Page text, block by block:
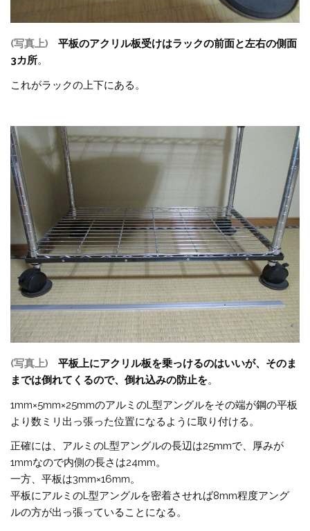
(写真上)
平板のアクリル板受けはラックの前面と左右の側面
3カ所。
これがラックの上下にある。
(写真上)
平板上にアクリル板を乗っけるのはいいが、そのま
までは倒れてくるので、倒れ込みの防止を。
1mm×5mm×25mmのアルミのL型アングルをその端が鋼の平板
より数ミリ出っ張った位置になるように取り付ける。
正確には、アルミのL型アングルの長辺は25mmで、厚みが
1mmなので内側の長さは24mm。
一方、平板は3mm×16mm。
平板にアルミのL型アングルを密着させれば8mm程度アング
ルの方が出っ張っていることになる。